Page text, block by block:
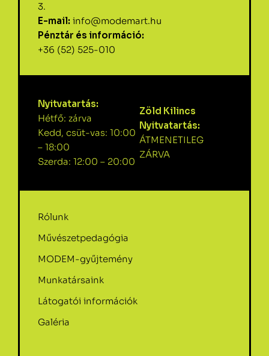
3.
E-mail: info@modemart.hu
Pénztár és információ:
+36 (52) 525-010
Nyitvatartás:
Hétfő: zárva
Kedd, csüt-vas: 10:00
– 18:00
Szerda: 12:00 – 20:00
Zöld Kilincs
Nyitvatartás:
ÁTMENETILEG
ZÁRVA
Rólunk
Művészetpedagógia
MODEM-gyűjtemény
Munkatársaink
Látogatói információk
Galéria